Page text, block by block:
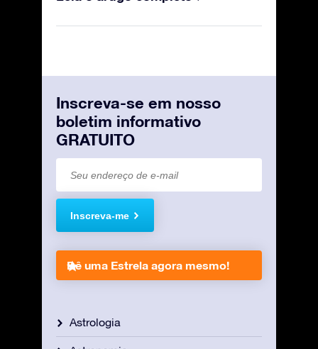
Inscreva-se em nosso
boletim informativo
GRATUITO
Inscreva-me
Dê uma Estrela agora mesmo!
Astrologia